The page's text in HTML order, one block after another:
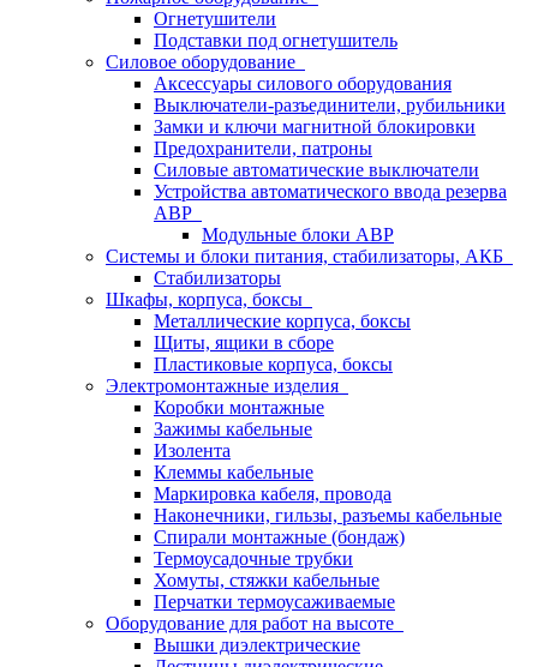
Огнетушители
Подставки под огнетушитель
Силовое оборудование
Аксессуары силового оборудования
Выключатели-разъединители, рубильники
Замки и ключи магнитной блокировки
Предохранители, патроны
Силовые автоматические выключатели
Устройства автоматического ввода резерва
АВР
Модульные блоки АВР
Системы и блоки питания, стабилизаторы, АКБ
Стабилизаторы
Шкафы, корпуса, боксы
Металлические корпуса, боксы
Щиты, ящики в сборе
Пластиковые корпуса, боксы
Электромонтажные изделия
Коробки монтажные
Зажимы кабельные
Изолента
Клеммы кабельные
Маркировка кабеля, провода
Наконечники, гильзы, разъемы кабельные
Спирали монтажные (бондаж)
Термоусадочные трубки
Хомуты, стяжки кабельные
Перчатки термоусаживаемые
Оборудование для работ на высоте
Вышки диэлектрические